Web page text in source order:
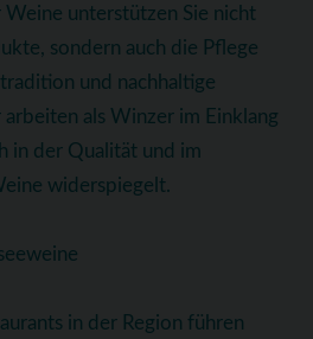
unterstützen Sie nicht
sondern auch die Pflege
und nachhaltige
als Winzer im Einklang
in der Qualität und im
widerspiegelt.
in der Region führen